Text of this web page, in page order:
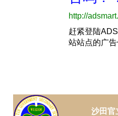
沙田官